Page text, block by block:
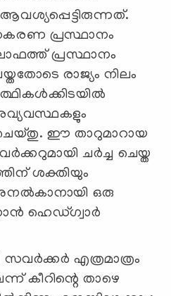
പ്രസ്ഥാനം
പ്രസ്ഥാനം
രാജ്യം നിലം
ചെയ്തു. ഈ താറുമാറായ
ചര്‍ച്ച ചെയ്ത
ശക്തിയും
ഒരു
ഹെഡ്ഗ്വാര്‍
എത്രമാത്രം
കീറിന്റെ താഴെ